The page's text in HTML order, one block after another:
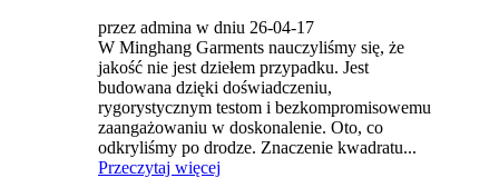
przez admina w dniu 26-04-17
W Minghang Garments nauczyliśmy się, że
jakość nie jest dziełem przypadku. Jest
budowana dzięki doświadczeniu,
rygorystycznym testom i bezkompromisowemu
zaangażowaniu w doskonalenie. Oto, co
odkryliśmy po drodze. Znaczenie kwadratu...
Przeczytaj więcej